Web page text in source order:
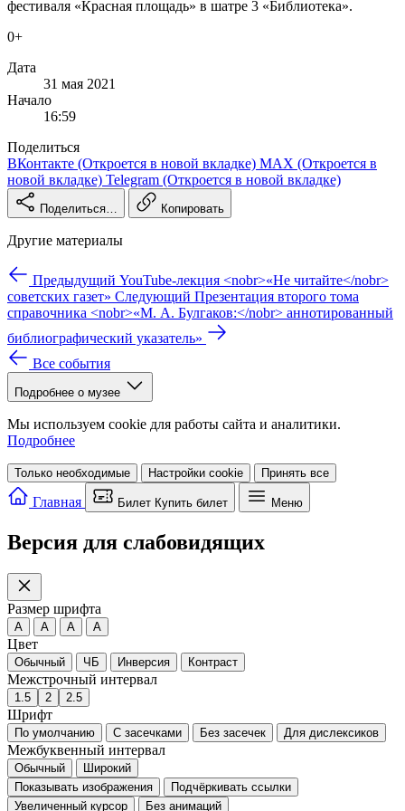
фестиваля «Красная площадь» в шатре 3 «Библиотека».
0+
Дата
31 мая 2021
Начало
16:59
Поделиться
ВКонтакте (Откроется в новой вкладке) MAX (Откроется в
новой вкладке) Telegram (Откроется в новой вкладке)
Поделиться… Копировать
Другие материалы
Предыдущий YouTube-лекция <nobr>«Не читайте</nobr>
советских газет» Следующий Презентация второго тома
справочника <nobr>«М. А. Булгаков:</nobr> аннотированный
библиографический указатель»
Все события
Подробнее о музее
Мы используем cookie для работы сайта и аналитики.
Подробнее
Только необходимые Настройки cookie Принять все
Главная Билет Купить билет Меню
Версия для слабовидящих
Размер шрифта
A A A A
Цвет
Обычный ЧБ Инверсия Контраст
Межстрочный интервал
1.5 2 2.5
Шрифт
По умолчанию С засечками Без засечек Для дислексиков
Межбуквенный интервал
Обычный
Широкий
Показывать изображения
Подчёркивать ссылки
Увеличенный курсор
Без анимаций